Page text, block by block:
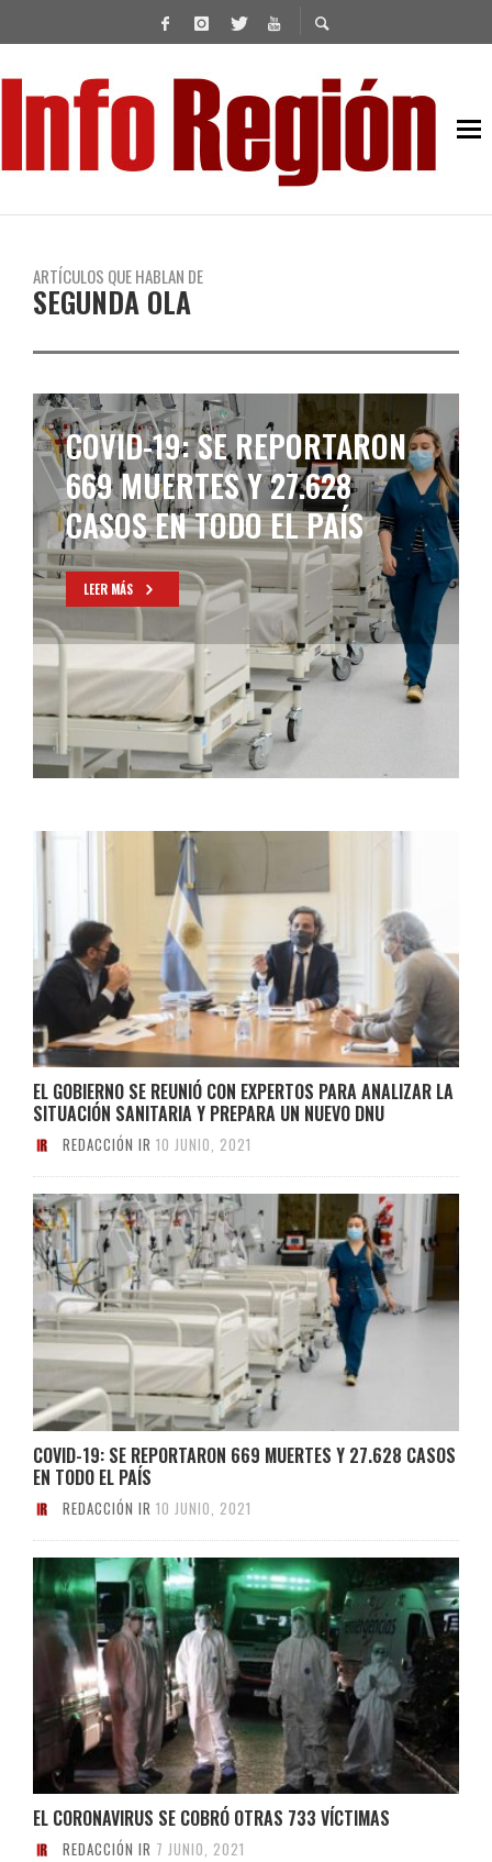
ARTÍCULOS QUE HABLAN DE
SEGUNDA OLA
EL CORONAVIRUS SE COBRÓ
OTRAS 733 VÍCTIMAS
LEER MÁS
EL GOBIERNO SE REUNIÓ CON EXPERTOS PARA ANALIZAR LA
SITUACIÓN SANITARIA Y PREPARA UN NUEVO DNU
REDACCIÓN IR 10 JUNIO, 2021
COVID-19: SE REPORTARON 669 MUERTES Y 27.628 CASOS
EN TODO EL PAÍS
REDACCIÓN IR 10 JUNIO, 2021
EL CORONAVIRUS SE COBRÓ OTRAS 733 VÍCTIMAS
REDACCIÓN IR 7 JUNIO, 2021